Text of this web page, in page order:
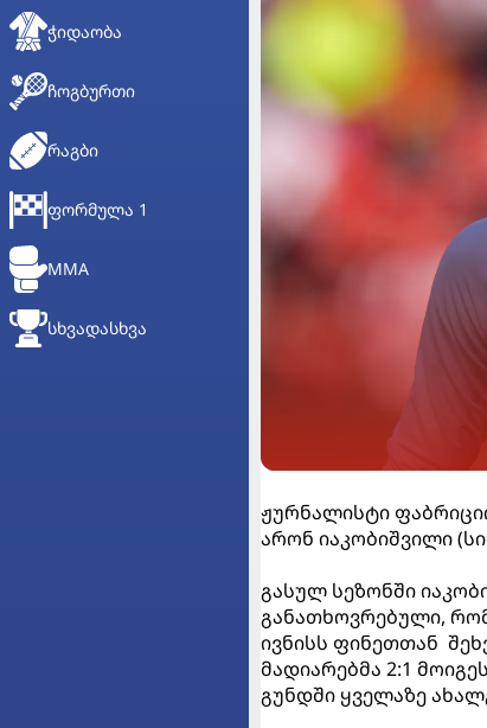
ᲭᲘᲓᲐᲝᲑᲐ
ᲩᲝᲒᲑᲣᲠᲗᲘ
ᲠᲐᲒᲑᲘ
ᲤᲝᲠᲛᲣᲚᲐ 1
MMA
ᲡᲮᲕᲐᲓᲐᲡᲮᲕᲐ
ჟურნალისტი
არონ იაკობიშვილი
გასულ სეზონში
განათხოვრებული,
ივნისს ფინეთთან
მადიარებმა 2:1
გუნდში ყველაზე